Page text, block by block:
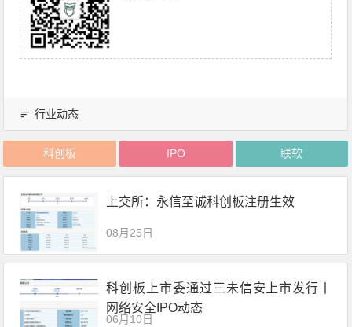
行业动态
科创板 IPO 联软
上交所：永信至诚科创板注册生效
08月25日
科创板上市委通过三未信安上市发行丨
网络安全IPO动态
06月10日